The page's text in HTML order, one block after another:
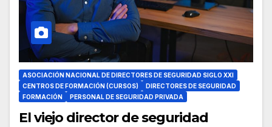
ASOCIACIÓN NACIONAL DE DIRECTORES DE SEGURIDAD SIGLO XXI
CENTROS DE FORMACIÓN (CURSOS)
DIRECTORES DE SEGURIDAD
FORMACIÓN
PERSONAL DE SEGURIDAD PRIVADA
El viejo director de seguridad